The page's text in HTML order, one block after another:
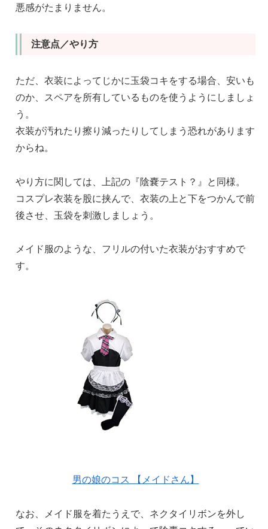
悪感がたまりません。
注意点／やり方
ただ、衣装によってじかに玉袋コキをする場合、安いも
のか、スペアを所有しているものを使うようにしましょ
う。
衣装が汚れたり擦り減ったりしてしまう恐れがあります
からね。
やり方に関しては、上記の『陰嚢テスト？』と同様。
コスプレ衣装を股に挟んで、衣装の上と下をつかんで前
後させ、玉袋を刺激しましょう。
メイド服のような、フリルの付いた衣装がおすすめで
す。
男の娘のコス 【メイドさん】
なお、メイド服を着たうえで、ネクタイリボンを外し